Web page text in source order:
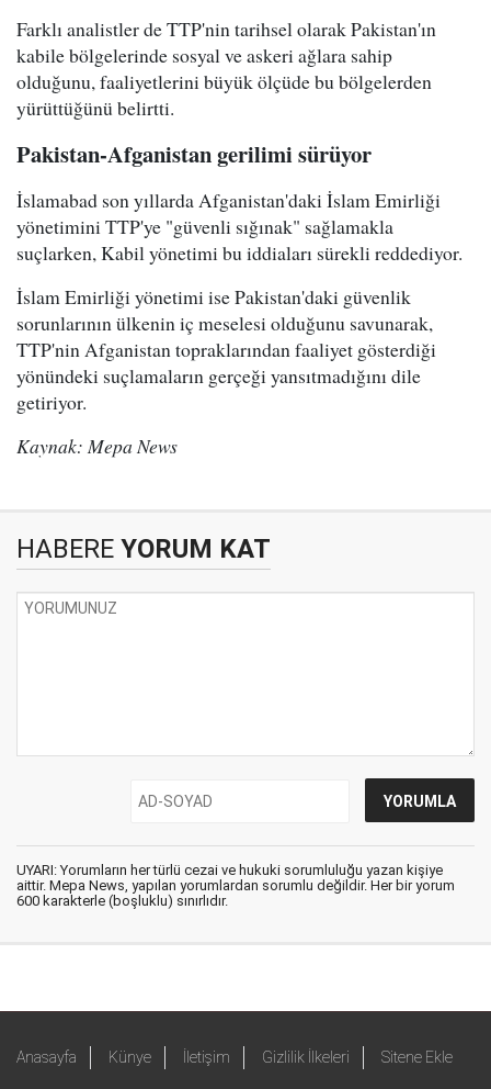
Farklı analistler de TTP'nin tarihsel olarak Pakistan'ın
kabile bölgelerinde sosyal ve askeri ağlara sahip
olduğunu, faaliyetlerini büyük ölçüde bu bölgelerden
yürüttüğünü belirtti.
Pakistan-Afganistan gerilimi sürüyor
İslamabad son yıllarda Afganistan'daki İslam Emirliği
yönetimini TTP'ye "güvenli sığınak" sağlamakla
suçlarken, Kabil yönetimi bu iddiaları sürekli reddediyor.
İslam Emirliği yönetimi ise Pakistan'daki güvenlik
sorunlarının ülkenin iç meselesi olduğunu savunarak,
TTP'nin Afganistan topraklarından faaliyet gösterdiği
yönündeki suçlamaların gerçeği yansıtmadığını dile
getiriyor.
Kaynak: Mepa News
HABERE YORUM KAT
UYARI: Yorumların her türlü cezai ve hukuki sorumluluğu yazan kişiye
aittir. Mepa News, yapılan yorumlardan sorumlu değildir. Her bir yorum
600 karakterle (boşluklu) sınırlıdır.
Anasayfa Künye İletişim Gizlilik İlkeleri Sitene Ekle